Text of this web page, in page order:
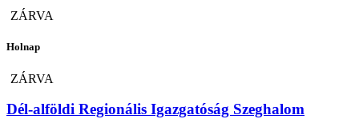
ZÁRVA
Holnap
ZÁRVA
Dél-alföldi Regionális Igazgatóság Szeghalom